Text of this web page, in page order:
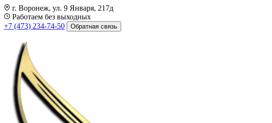
г. Воронеж, ул. 9 Января, 217д
Работаем без выходных
+7 (473) 234-74-50
Обратная связь